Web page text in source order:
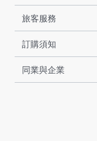
旅客服務
訂購須知
同業與企業